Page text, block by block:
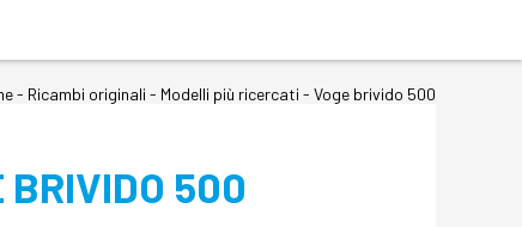
- Ricambi originali - Modelli più ricercati - Voge brivido 500
BRIVIDO 500